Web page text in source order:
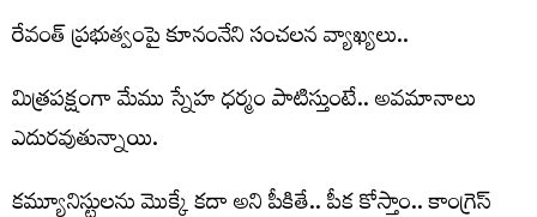
రేవంత్ ప్ర‌భుత్వంపై కూనంనేని సంచ‌ల‌న వ్యాఖ్య‌లు..
మిత్రపక్షంగా మేము స్నేహ ధర్మం పాటిస్తుంటే.. అవమానాలు
ఎదురవుతున్నాయి.
కమ్యూనిస్టుల‌ను మొక్కే కదా అని పీకితే.. పీక కోస్తాం.. కాంగ్రెస్